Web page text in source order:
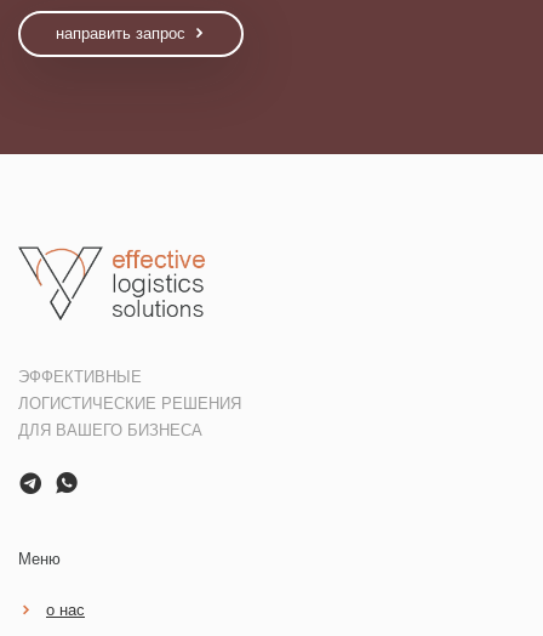
направить запрос
ЭФФЕКТИВНЫЕ
ЛОГИСТИЧЕСКИЕ РЕШЕНИЯ
ДЛЯ ВАШЕГО БИЗНЕСА
Меню
о нас